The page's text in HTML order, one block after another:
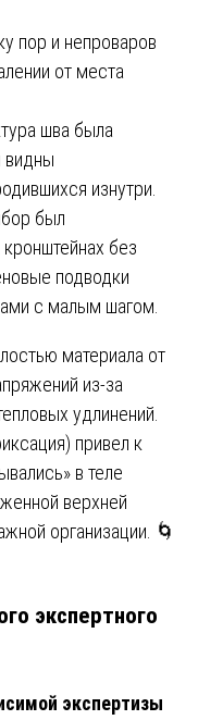
пор и непроваров
от места
шва была
видны
изнутри.
был
кронштейнах без
подводки
с малым шагом.
материала от
из-за
удлинений.
привел к
в теле
верхней
организации. 🌀
экспертного
экспертизы